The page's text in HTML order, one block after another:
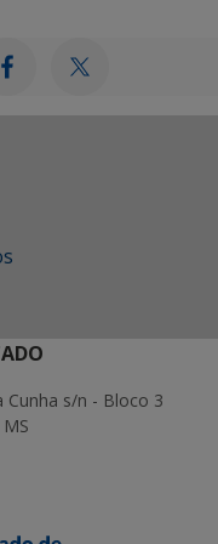
Cunha s/n - Bloco 3